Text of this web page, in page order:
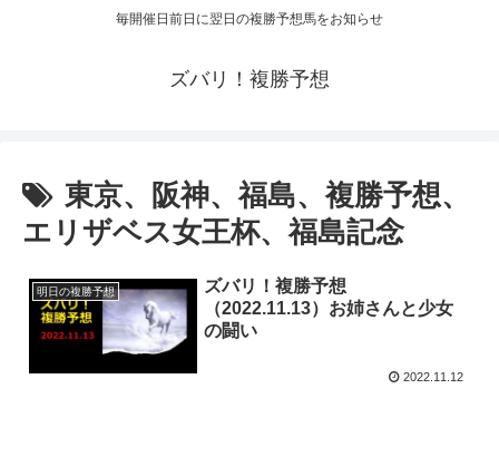
毎開催日前日に翌日の複勝予想馬をお知らせ
ズバリ！複勝予想
東京、阪神、福島、複勝予想、
エリザベス女王杯、福島記念
明日の複勝予想
ズバリ！複勝予想
（2022.11.13）お姉さんと少女
の闘い
2022.11.12